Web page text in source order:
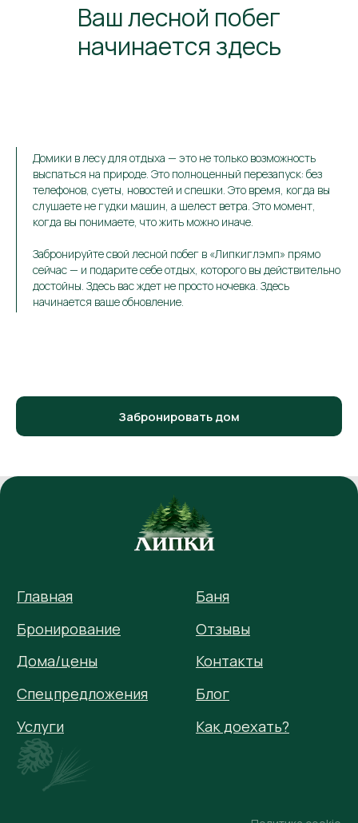
Ваш лесной побег
начинается здесь
Домики в лесу для отдыха — это не только возможность
выспаться на природе. Это полноценный перезапуск: без
телефонов, суеты, новостей и спешки. Это время, когда вы
слушаете не гудки машин, а шелест ветра. Это момент,
когда вы понимаете, что жить можно иначе.
Забронируйте свой лесной побег в «Липкиглэмп» прямо
сейчас — и подарите себе отдых, которого вы действительно
достойны. Здесь вас ждет не просто ночевка. Здесь
начинается ваше обновление.
Забронировать дом